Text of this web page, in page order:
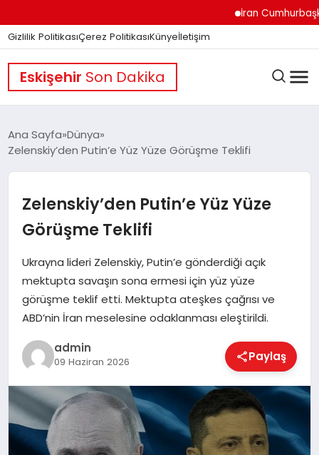
İran Cumhurbaşkanı
Gizlilik PolitikasıÇerez PolitikasıKünyeİletişim
Eskişehir Son Dakika
GÜNDEM
DÜNYA
EĞITIM
SAĞLIK
Ana Sayfa Dünya
Zelenskiy’den Putin’e Yüz Yüze Görüşme Teklifi
Zelenskiy’den Putin’e Yüz Yüze
Görüşme Teklifi
Ukrayna lideri Zelenskiy, Putin’e gönderdiği açık
mektupta savaşın sona ermesi için yüz yüze
görüşme teklif etti. Mektupta ateşkes çağrısı ve
ABD’nin İran meselesine odaklanması eleştirildi.
admin
09 Haziran 2026 Paylaş